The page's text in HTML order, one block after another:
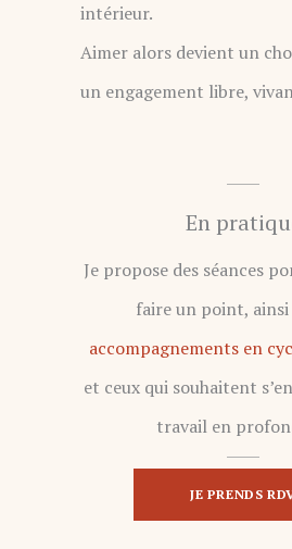
intérieur.
Aimer alors devient un
un engagement libre,
En
Je propose des séances
faire un point, ainsi
accompagnements en
et ceux qui souhaitent
travail en
JE PRENDS